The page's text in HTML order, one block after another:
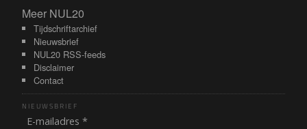
Meer NUL20
Meer NUL20
Tijdschriftarchief
Nieuwsbrief
NUL20 RSS-feeds
Disclaimer
Contact
NIEUWSBRIEF
E-mailadres *